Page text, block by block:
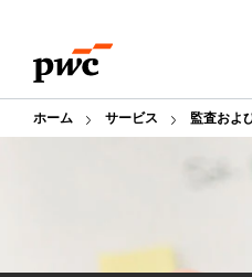
content
footer
ホーム サービス 監査およ